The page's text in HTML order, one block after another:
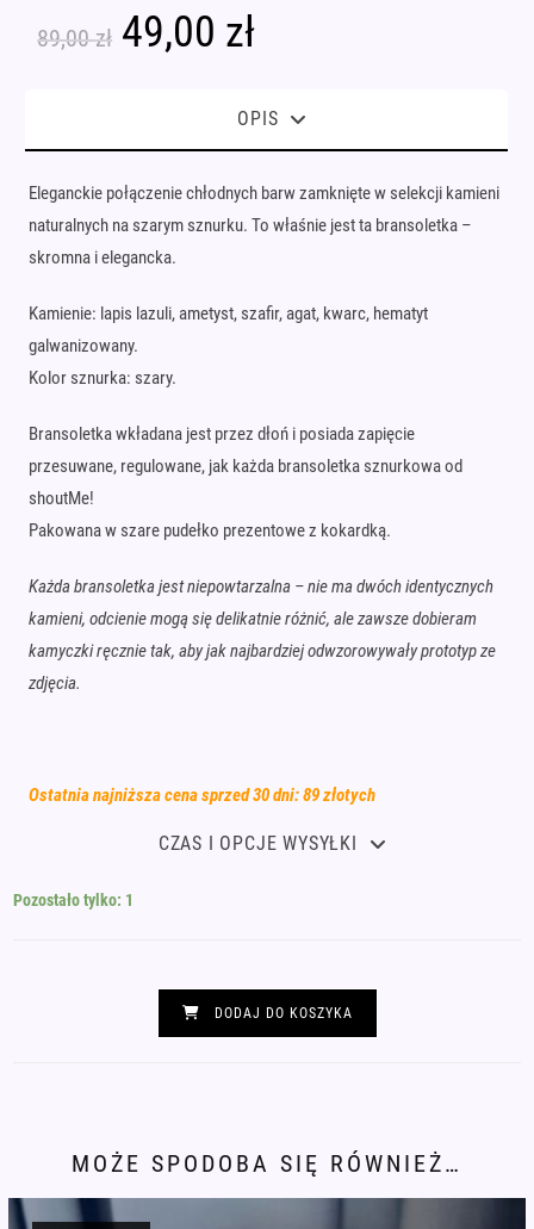
89,00zł
Pierwotna
cena
wynosiła:
49,00 złcena
OPIS
Eleganckie połączenie chłodnych barw zamknięte w selekcji kamieni
naturalnych na szarym sznurku. To właśnie jest ta bransoletka –
skromna i elegancka.
Kamienie: lapis lazuli, ametyst, szafir, agat, kwarc, hematyt
galwanizowany.
Kolor sznurka: szary.
Bransoletka wkładana jest przez dłoń i posiada zapięcie
przesuwane, regulowane, jak każda bransoletka sznurkowa od
shoutMe!
Pakowana w szare pudełko prezentowe z kokardką.
Każda bransoletka jest niepowtarzalna – nie ma dwóch identycznych
kamieni, odcienie mogą się delikatnie różnić, ale zawsze dobieram
kamyczki ręcznie tak, aby jak najbardziej odwzorowywały prototyp ze
zdjęcia.
Ostatnia najniższa cena sprzed 30 dni: 89 złotych
CZAS I OPCJE WYSYŁKI
Pozostało tylko: 1
Bransoletka
lapis
kwarc
DODAJ DO KOSZYKA
MOŻE SPODOBA SIĘ RÓWNIEŻ…